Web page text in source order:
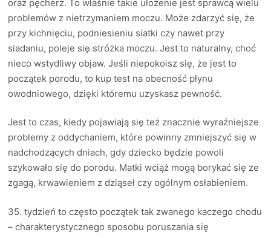
oraz pęcherz. To właśnie takie ułożenie jest sprawcą wielu
problemów z nietrzymaniem moczu. Może zdarzyć się, że
przy kichnięciu, podniesieniu siatki czy nawet przy
siadaniu, poleje się stróżka moczu. Jest to naturalny, choć
nieco wstydliwy objaw. Jeśli niepokoisz się, że jest to
początek porodu, to kup test na obecność płynu
owodniowego, dzięki któremu uzyskasz pewność.
Jest to czas, kiedy pojawiają się też znacznie wyraźniejsze
problemy z oddychaniem, które powinny zmniejszyć się w
nadchodzących dniach, gdy dziecko będzie powoli
szykowało się do porodu. Matki wciąż mogą borykać się ze
zgagą, krwawieniem z dziąseł czy ogólnym osłabieniem.
35. tydzień to często początek tak zwanego kaczego chodu
– charakterystycznego sposobu poruszania się